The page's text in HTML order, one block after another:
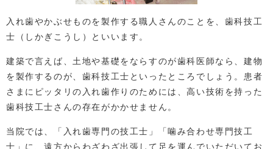
入れ歯やかぶせものを製作する職人さんのことを、歯科技工
士（しかぎこうし）といいます。
建築で言えば、土地や基礎をならすのが歯科医師なら、建物
を製作するのが、歯科技工士といったところでしょう。患者
さまにピッタリの入れ歯作りのためには、高い技術を持った
歯科技工士さんの存在がかかせません。
当院では、「入れ歯専門の技工士」「噛み合わせ専門技工
士」に、遠方からわざわざ出張して足を運んでいただいてお